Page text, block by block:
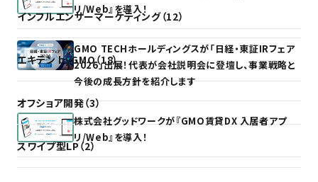
インフルエンサーマーケティング（12）
エキテン byGMO（18）
オフショア開発（3）
スワイプ型LP（2）
リ/Web』を導入！
GMO TECHホールディングスが「日経・東証IRフェア
2026」出展！代表が会社説明会に登壇し、事業戦略と
今後の成長方針を紹介します
株式会社グッドワークが『GMO賃貸DX 入居者アプ
リ/Web』を導入！